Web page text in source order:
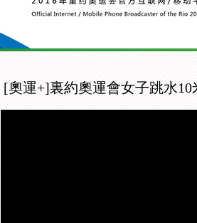
[奧運+]裏約奧運會女子跳水10